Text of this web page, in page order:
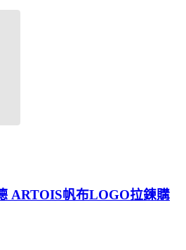
ARTOIS帆布LOGO拉鍊購